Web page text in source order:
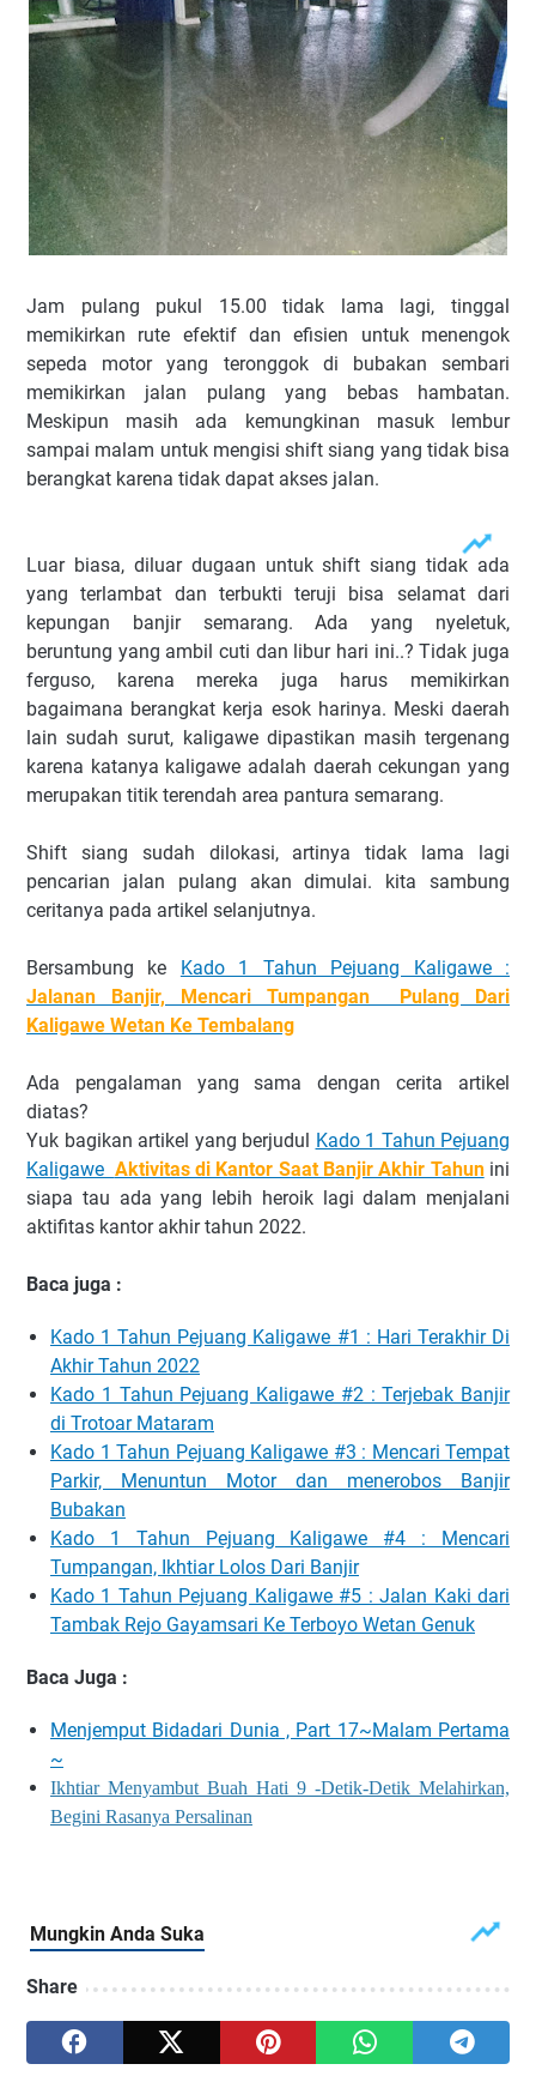
Jam pulang pukul 15.00 tidak lama lagi, tinggal
memikirkan rute efektif dan efisien untuk menengok
sepeda motor yang teronggok di bubakan sembari
memikirkan jalan pulang yang bebas hambatan.
Meskipun masih ada kemungkinan masuk lembur
sampai malam untuk mengisi shift siang yang tidak bisa
berangkat karena tidak dapat akses jalan.
Luar biasa, diluar dugaan untuk shift siang tidak ada
yang terlambat dan terbukti teruji bisa selamat dari
kepungan banjir semarang. Ada yang nyeletuk,
beruntung yang ambil cuti dan libur hari ini..? Tidak juga
ferguso, karena mereka juga harus memikirkan
bagaimana berangkat kerja esok harinya. Meski daerah
lain sudah surut, kaligawe dipastikan masih tergenang
karena katanya kaligawe adalah daerah cekungan yang
merupakan titik terendah area pantura semarang.
Shift siang sudah dilokasi, artinya tidak lama lagi
pencarian jalan pulang akan dimulai. kita sambung
ceritanya pada artikel selanjutnya.
Bersambung ke Kado 1 Tahun Pejuang Kaligawe :
Jalanan Banjir, Mencari Tumpangan Pulang Dari
Kaligawe Wetan Ke Tembalang
Ada pengalaman yang sama dengan cerita artikel
diatas?
Yuk bagikan artikel yang berjudul Kado 1 Tahun Pejuang
Kaligawe Aktivitas di Kantor Saat Banjir Akhir Tahunini
siapa tau ada yang lebih heroik lagi dalam menjalani
aktifitas kantor akhir tahun 2022.
Baca juga :
Kado 1 Tahun Pejuang Kaligawe #1 : Hari Terakhir Di
Akhir Tahun 2022
Kado 1 Tahun Pejuang Kaligawe #2 : Terjebak Banjir
di Trotoar Mataram
Kado 1 Tahun Pejuang Kaligawe #3 : Mencari Tempat
Parkir, Menuntun Motor dan menerobos Banjir
Bubakan
Kado 1 Tahun Pejuang Kaligawe #4 : Mencari
Tumpangan, Ikhtiar Lolos Dari Banjir
Kado 1 Tahun Pejuang Kaligawe #5 : Jalan Kaki dari
Tambak Rejo Gayamsari Ke Terboyo Wetan Genuk
Baca Juga :
Menjemput Bidadari Dunia , Part 17~Malam Pertama
~
Ikhtiar Menyambut Buah Hati 9 -Detik-Detik Melahirkan,
Begini Rasanya Persalinan
Share